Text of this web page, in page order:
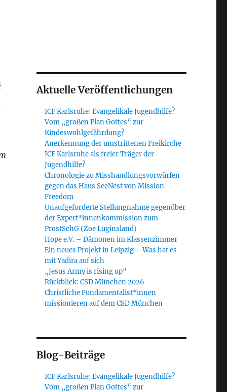
Aktuelle Veröffentlichungen
ICF Karlsruhe: Evangelikale Jugendhilfe?
Vom „großen Plan Gottes“ zur
Kindeswohlgefährdung?
Anerkennung der umstrittenen Freikirche
ICF Karlsruhe als freier Träger der
Jugendhilfe?
Chronologie zu Misshandlungsvorwürfen
gegen das Haus SeeNest von Mission
Freedom
Unaufgeforderte Stellungnahme gegenüber
der Expert*innenkommission zum
ProstSchG (Zoe Luginsland)
Hope e.V. – Dämonen im Klassenzimmer
Ein neues Projekt in Leipzig – Was hat es
mit Yadira auf sich
„Jesus Army is rising up“
Rückblick: CSD München 2026
Christliche Fundamentalist*innen
missionieren auf dem CSD München
Blog-Beiträge
ICF Karlsruhe: Evangelikale Jugendhilfe?
Vom „großen Plan Gottes“ zur